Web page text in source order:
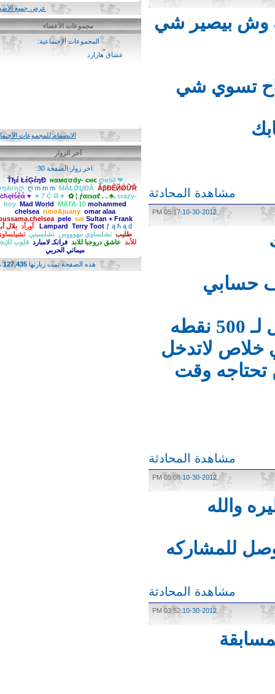
وش بيصير شي
تسوي شي
مشاهدة المحادثة
10-30-2012
05:17 PM
حسابي
انا قلت لك تبي تصير مشرف اوصل لـ 500 نقطه
لاتدخل
وقت
مشاهدة المحادثة
10-30-2012
05:08 PM
والله
للمشاركه
مشاهدة المحادثة
10-30-2012
03:52 PM
تشيلساوي للأبد
عرض جميع الأصدقاء
مجموعات الأعضاء
(1)
المجموعات الإجتماعية:
عشاق هازارد
الانضمام للمجموعات الاجتماعية
آخر الزوار
اخر زوار الصفحة 30:
Ťђέ ŁέĢέŋĐ нαмσσdy- cнє ღαѕ∂ ❤
ℓση∂σηღ ღ m m m ḾẮŁǾЏĐẮ ẪβĐẼЙǾỮŘ
♥ ċћęłśĕά ♥ ♥ 7 Ć Я ♥ ✿ ¦ ƒαιѕαℓ . . ♣. crazy-
boy Mad World MATA-10 mohammed
chelsea nino&juany omar alaa
oussama.chelsea pele sai Sultan + Frank
Lampard Terry Toot ƒ ą ħ ą ḋ أورآد بلال أبو
طليب تشلساوي مهوووس تشلسيني تشيلساوي
عاشق دروجبا للابد فرانكـ لامبارد قلوب للإيجار
ميماتي الحربي
هذه الصفحة تمت زيارتها127,435مرة